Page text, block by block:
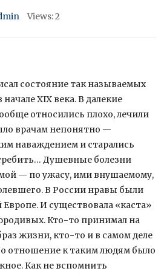
Views: 2
состояние так называемых
XIX века. В далекие
относились плохо, лечили
врачам непонятно —
наваждением и старались
Душевные болезни
— по ужасу, ими внушаемому,
В России нравы были
И существовала «каста»
Кто-то принимал на
жизни, кто-то и в самом деле
отношение к таким людям было
Как не вспомнить